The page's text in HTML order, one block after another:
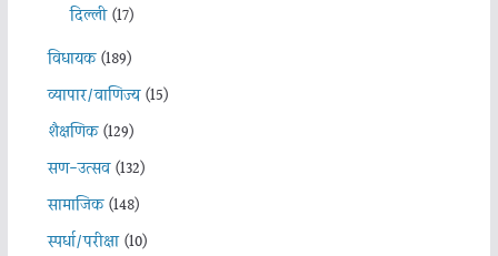
दिल्ली(17)
विधायक(189)
व्यापार/वाणिज्य(15)
शैक्षणिक(129)
सण-उत्सव(132)
सामाजिक(148)
स्पर्धा/परीक्षा(10)